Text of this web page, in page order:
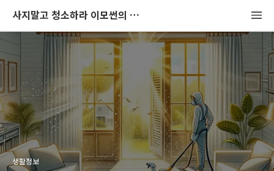
사지말고 청소하라 이모썬의 청소법
생활정보